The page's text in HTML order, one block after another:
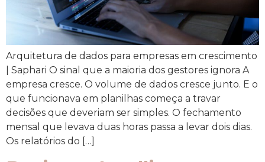
Arquitetura de dados para empresas em crescimento
| Saphari O sinal que a maioria dos gestores ignora A
empresa cresce. O volume de dados cresce junto. E o
que funcionava em planilhas começa a travar
decisões que deveriam ser simples. O fechamento
mensal que levava duas horas passa a levar dois dias.
Os relatórios do […]